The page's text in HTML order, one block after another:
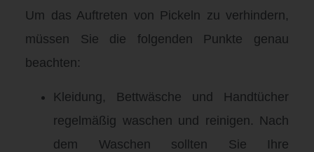
Um das Auftreten von Pickeln zu verhindern,
müssen Sie die folgenden Punkte genau
beachten:
Kleidung, Bettwäsche und Handtücher
regelmäßig waschen und reinigen. Nach
dem Waschen sollten Sie Ihre